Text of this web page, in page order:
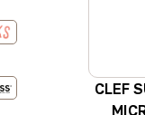
CLEF